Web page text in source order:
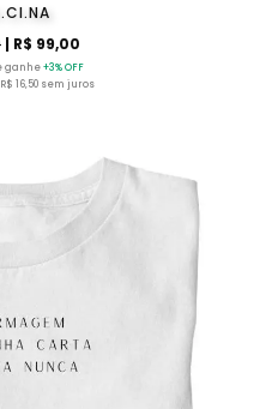
| R$ 99,00
ganhe+3% OFF
16,50 sem juros